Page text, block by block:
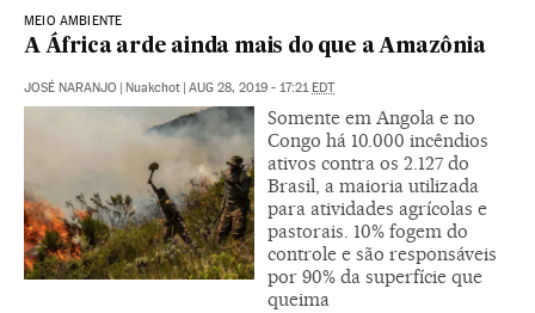
MEIO AMBIENTE
A África arde ainda mais do que a Amazônia
JOSÉ NARANJO | Nuakchot | AUG 28, 2019 - 17:21EDT
Somente em Angola e no
Congo há 10.000 incêndios
ativos contra os 2.127 do
Brasil, a maioria utilizada
para atividades agrícolas e
pastorais. 10% fogem do
controle e são responsáveis
por 90% da superfície que
queima